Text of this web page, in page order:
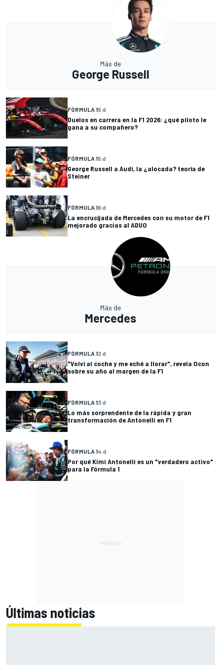
Más de
George Russell
FÓRMULA 15 d
Duelos en carrera en la F1 2026: ¿qué piloto le
gana a su compañero?
FÓRMULA 15 d
George Russell a Audi, la ¿alocada? teoría de
Steiner
FÓRMULA 16 d
La encrucijada de Mercedes con su motor de F1
mejorado gracias al ADUO
Más de
Mercedes
FÓRMULA 12 d
"Volví al coche y me eché a llorar", revela Ocon
sobre su año al margen de la F1
FÓRMULA 13 d
Lo más sorprendente de la rápida y gran
transformación de Antonelli en F1
FÓRMULA 14 d
Por qué Kimi Antonelli es un "verdadero activo"
para la Fórmula 1
Últimas noticias